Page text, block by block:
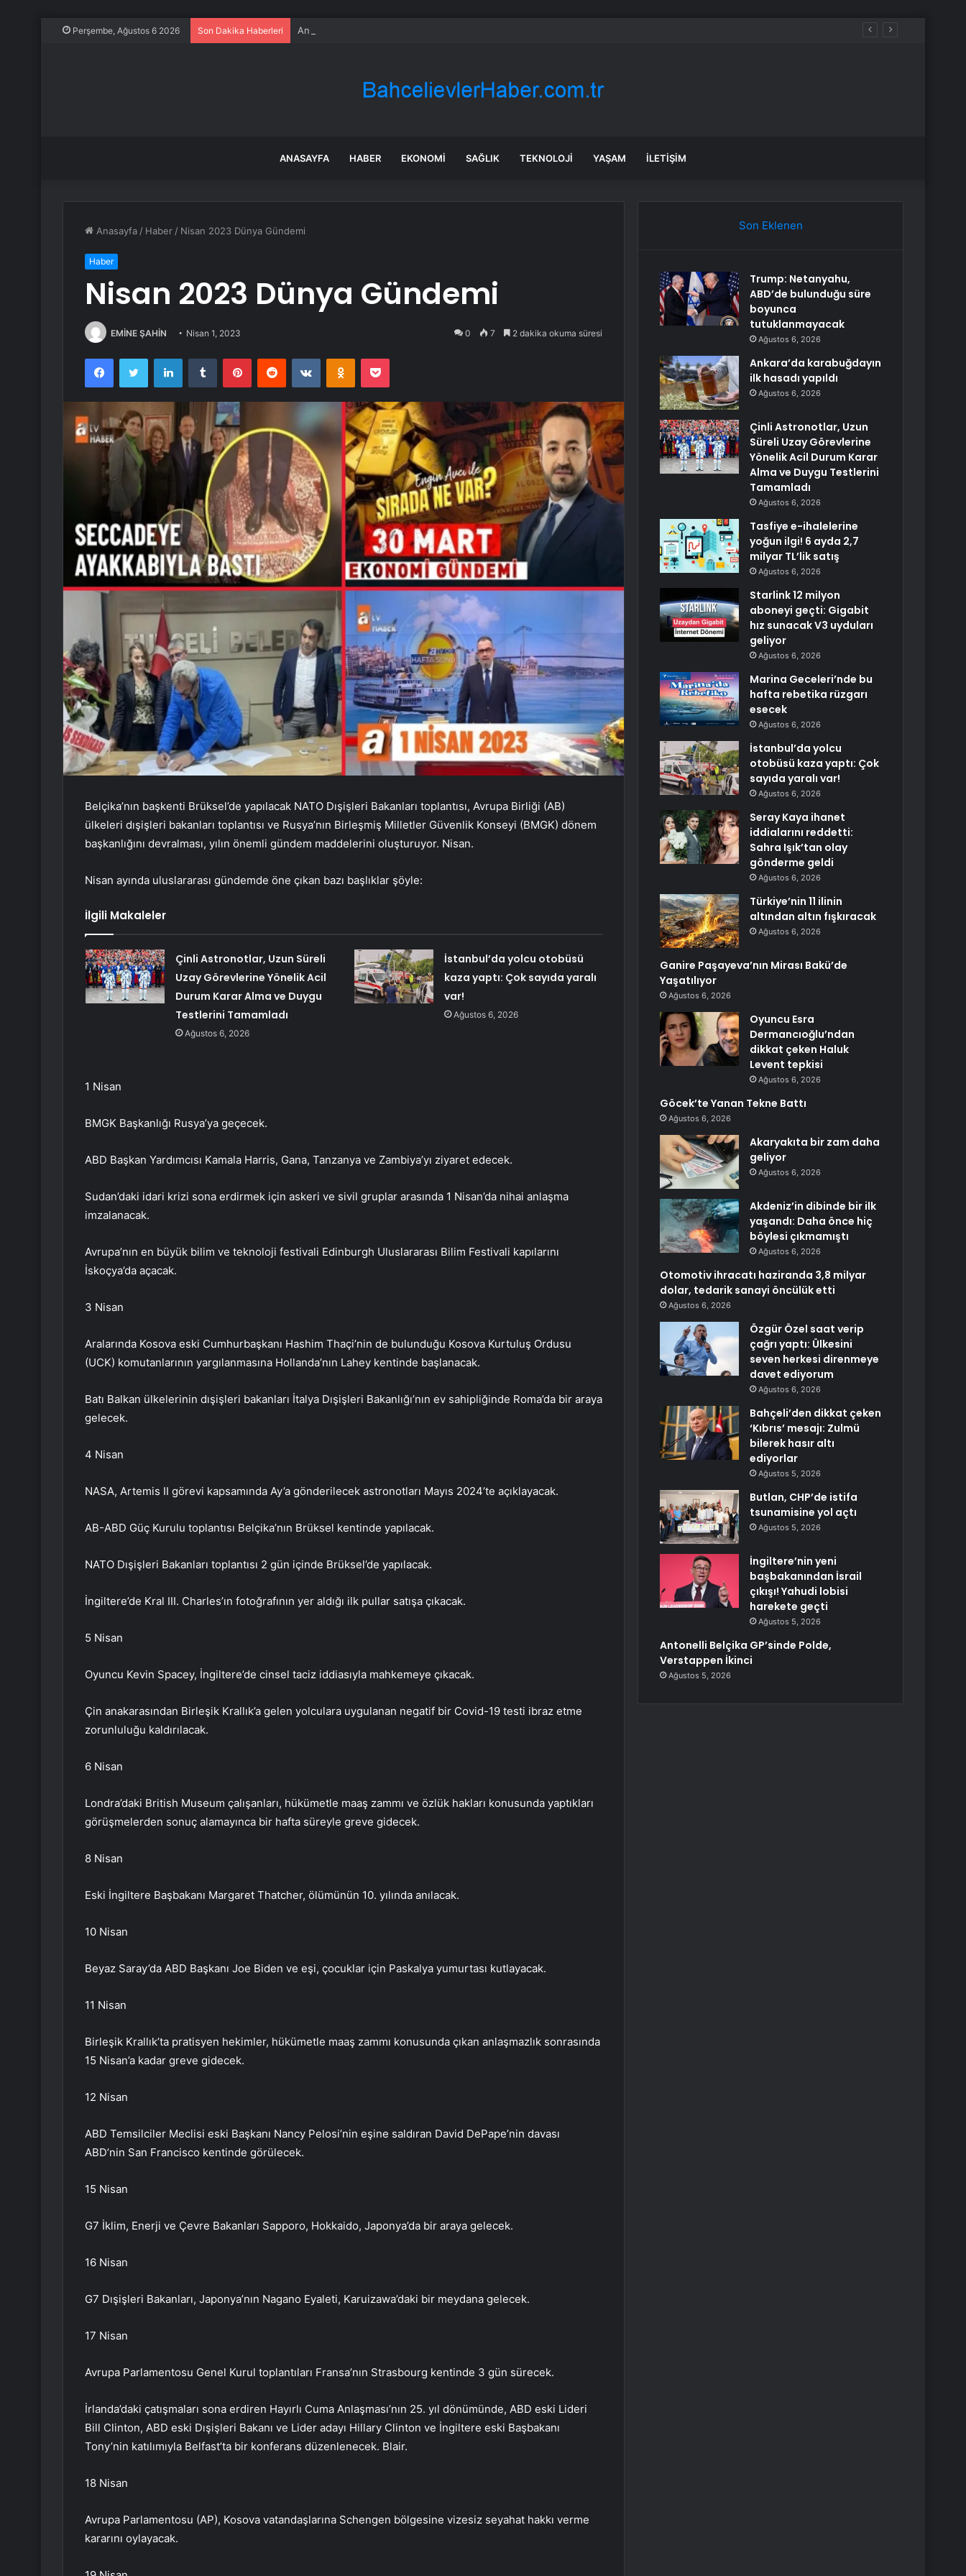
Perşembe, Ağustos 6 2026 Son Dakika Haberleri Ankara’da karabuğdayın ilk hasadı yapıldı
ANASAYFA HABER EKONOMI SAĞLIK TEKNOLOJI YAŞAM İLETIŞIM
Anasayfa / Haber / Nisan 2023 Dünya Gündemi
Haber
Nisan 2023 Dünya Gündemi
EMİNE ŞAHİN Nisan 1, 2023 0 7 2 dakika okuma süresi
FacebookTwitter LinkedInTumblr PinterestReddit VKontakteOdnoklassniki
Pocket
Belçika’nın başkenti Brüksel’de yapılacak NATO Dışişleri Bakanları toplantısı, Avrupa Birliği (AB)
ülkeleri dışişleri bakanları toplantısı ve Rusya’nın Birleşmiş Milletler Güvenlik Konseyi (BMGK) dönem
başkanlığını devralması, yılın önemli gündem maddelerini oluşturuyor. Nisan.
Nisan ayında uluslararası gündemde öne çıkan bazı başlıklar şöyle:
İlgili Makaleler
Çinli Astronotlar, Uzun Süreli
Uzay Görevlerine Yönelik Acil
Durum Karar Alma ve Duygu
Testlerini Tamamladı
Ağustos 6, 2026
İstanbul’da yolcu otobüsü
kaza yaptı: Çok sayıda yaralı
var!
Ağustos 6, 2026
1 Nisan
BMGK Başkanlığı Rusya’ya geçecek.
ABD Başkan Yardımcısı Kamala Harris, Gana, Tanzanya ve Zambiya’yı ziyaret edecek.
Sudan’daki idari krizi sona erdirmek için askeri ve sivil gruplar arasında 1 Nisan’da nihai anlaşma
imzalanacak.
Avrupa’nın en büyük bilim ve teknoloji festivali Edinburgh Uluslararası Bilim Festivali kapılarını
İskoçya’da açacak.
3 Nisan
Aralarında Kosova eski Cumhurbaşkanı Hashim Thaçi’nin de bulunduğu Kosova Kurtuluş Ordusu
(UCK) komutanlarının yargılanmasına Hollanda’nın Lahey kentinde başlanacak.
Batı Balkan ülkelerinin dışişleri bakanları İtalya Dışişleri Bakanlığı’nın ev sahipliğinde Roma’da bir araya
gelecek.
4 Nisan
NASA, Artemis II görevi kapsamında Ay’a gönderilecek astronotları Mayıs 2024’te açıklayacak.
AB-ABD Güç Kurulu toplantısı Belçika’nın Brüksel kentinde yapılacak.
NATO Dışişleri Bakanları toplantısı 2 gün içinde Brüksel’de yapılacak.
İngiltere’de Kral III. Charles’ın fotoğrafının yer aldığı ilk pullar satışa çıkacak.
5 Nisan
Oyuncu Kevin Spacey, İngiltere’de cinsel taciz iddiasıyla mahkemeye çıkacak.
Çin anakarasından Birleşik Krallık’a gelen yolculara uygulanan negatif bir Covid-19 testi ibraz etme
zorunluluğu kaldırılacak.
6 Nisan
Londra’daki British Museum çalışanları, hükümetle maaş zammı ve özlük hakları konusunda yaptıkları
görüşmelerden sonuç alamayınca bir hafta süreyle greve gidecek.
8 Nisan
Eski İngiltere Başbakanı Margaret Thatcher, ölümünün 10. yılında anılacak.
10 Nisan
Beyaz Saray’da ABD Başkanı Joe Biden ve eşi, çocuklar için Paskalya yumurtası kutlayacak.
11 Nisan
Birleşik Krallık’ta pratisyen hekimler, hükümetle maaş zammı konusunda çıkan anlaşmazlık sonrasında
15 Nisan’a kadar greve gidecek.
12 Nisan
ABD Temsilciler Meclisi eski Başkanı Nancy Pelosi’nin eşine saldıran David DePape’nin davası
ABD’nin San Francisco kentinde görülecek.
15 Nisan
G7 İklim, Enerji ve Çevre Bakanları Sapporo, Hokkaido, Japonya’da bir araya gelecek.
16 Nisan
G7 Dışişleri Bakanları, Japonya’nın Nagano Eyaleti, Karuizawa’daki bir meydana gelecek.
17 Nisan
Avrupa Parlamentosu Genel Kurul toplantıları Fransa’nın Strasbourg kentinde 3 gün sürecek.
İrlanda’daki çatışmaları sona erdiren Hayırlı Cuma Anlaşması’nın 25. yıl dönümünde, ABD eski Lideri
Bill Clinton, ABD eski Dışişleri Bakanı ve Lider adayı Hillary Clinton ve İngiltere eski Başbakanı
Tony’nin katılımıyla Belfast’ta bir konferans düzenlenecek. Blair.
18 Nisan
Avrupa Parlamentosu (AP), Kosova vatandaşlarına Schengen bölgesine vizesiz seyahat hakkı verme
kararını oylayacak.
Son Eklenen
Trump: Netanyahu,
ABD’de bulunduğu süre
boyunca
tutuklanmayacak
Ağustos 6, 2026
Ankara’da karabuğdayın
ilk hasadı yapıldı
Ağustos 6, 2026
Çinli Astronotlar, Uzun
Süreli Uzay Görevlerine
Yönelik Acil Durum Karar
Alma ve Duygu Testlerini
Tamamladı
Ağustos 6, 2026
Tasfiye e-ihalelerine
yoğun ilgi! 6 ayda 2,7
milyar TL’lik satış
Ağustos 6, 2026
Starlink 12 milyon
aboneyi geçti: Gigabit
hız sunacak V3 uyduları
geliyor
Ağustos 6, 2026
Marina Geceleri’nde bu
hafta rebetika rüzgarı
esecek
Ağustos 6, 2026
İstanbul’da yolcu
otobüsü kaza yaptı: Çok
sayıda yaralı var!
Ağustos 6, 2026
Seray Kaya ihanet
iddialarını reddetti:
Sahra Işık’tan olay
gönderme geldi
Ağustos 6, 2026
Türkiye’nin 11 ilinin
altından altın fışkıracak
Ağustos 6, 2026
Ganire Paşayeva’nın Mirası Bakü’de
Yaşatılıyor
Ağustos 6, 2026
Oyuncu Esra
Dermancıoğlu’ndan
dikkat çeken Haluk
Levent tepkisi
Ağustos 6, 2026
Göcek’te Yanan Tekne Battı
Ağustos 6, 2026
Akaryakıta bir zam daha
geliyor
Ağustos 6, 2026
Akdeniz’in dibinde bir ilk
yaşandı: Daha önce hiç
böylesi çıkmamıştı
Ağustos 6, 2026
Otomotiv ihracatı haziranda 3,8 milyar
dolar, tedarik sanayi öncülük etti
Ağustos 6, 2026
Özgür Özel saat verip
çağrı yaptı: Ülkesini
seven herkesi direnmeye
davet ediyorum
Ağustos 6, 2026
Bahçeli’den dikkat çeken
‘Kıbrıs’ mesajı: Zulmü
bilerek hasır altı
ediyorlar
Ağustos 5, 2026
Butlan, CHP’de istifa
tsunamisine yol açtı
Ağustos 5, 2026
İngiltere’nin yeni
başbakanından İsrail
çıkışı! Yahudi lobisi
harekete geçti
Ağustos 5, 2026
Antonelli Belçika GP’sinde Polde,
Verstappen İkinci
Ağustos 5, 2026